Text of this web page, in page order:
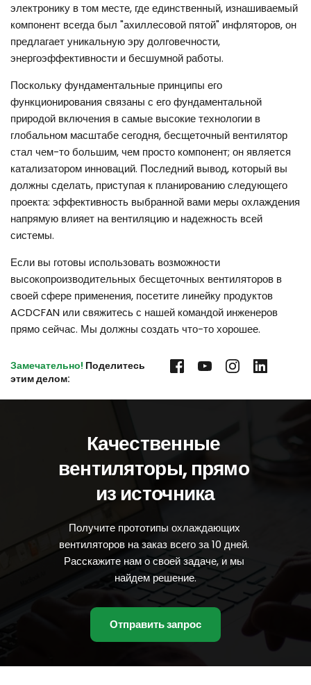
электронику в том месте, где единственный, изнашиваемый
компонент всегда был "ахиллесовой пятой" инфляторов, он
предлагает уникальную эру долговечности,
энергоэффективности и бесшумной работы.
Поскольку фундаментальные принципы его
функционирования связаны с его фундаментальной
природой включения в самые высокие технологии в
глобальном масштабе сегодня, бесщеточный вентилятор
стал чем-то большим, чем просто компонент; он является
катализатором инноваций. Последний вывод, который вы
должны сделать, приступая к планированию следующего
проекта: эффективность выбранной вами меры охлаждения
напрямую влияет на вентиляцию и надежность всей
системы.
Если вы готовы использовать возможности
высокопроизводительных бесщеточных вентиляторов в
своей сфере применения, посетите линейку продуктов
ACDCFAN или свяжитесь с нашей командой инженеров
прямо сейчас. Мы должны создать что-то хорошее.
Замечательно! Поделитесь
этим делом:
Качественные
вентиляторы, прямо
из источника
Получите прототипы охлаждающих
вентиляторов на заказ всего за 10 дней.
Расскажите нам о своей задаче, и мы
найдем решение.
Отправить запрос